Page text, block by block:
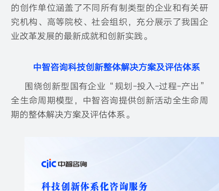
的创作单位涵盖了不同所有制类型的企业和有关研
究机构、高等院校、社会组织，充分展示了我国企
业改革发展的最新成就和创新实践。
中智咨询科技创新整体解决方案及评估体系
围绕创新型国有企业“规划-投入-过程-产出”
全生命周期模型，中智咨询提供创新活动全生命周
期的整体解决方案及评估体系。